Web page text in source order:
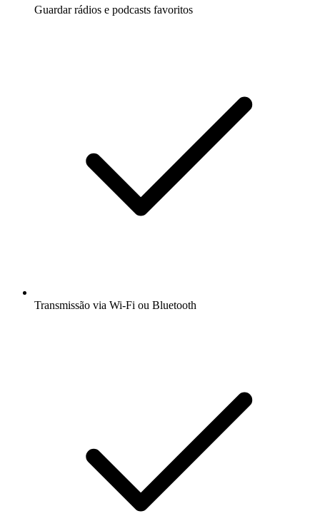
Guardar rádios e podcasts favoritos
Transmissão via Wi-Fi ou Bluetooth